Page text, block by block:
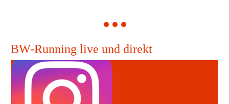
1 2 3
BW-Running live und direkt